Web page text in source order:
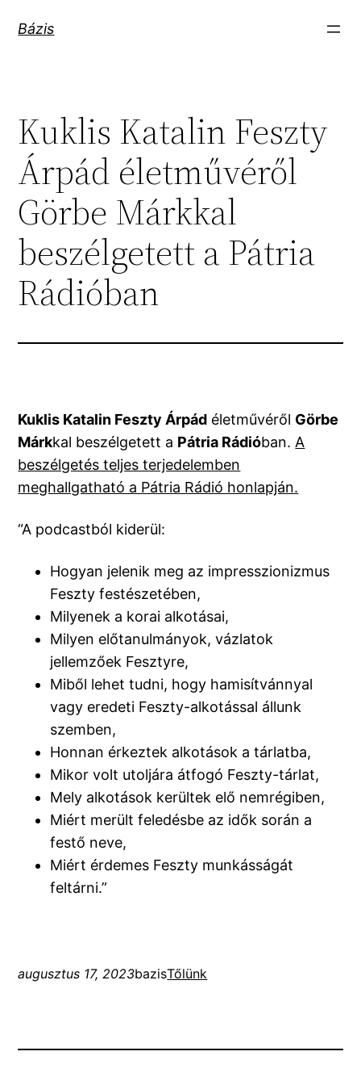
Bázis
Kuklis Katalin Feszty
Árpád életművéről
Görbe Márkkal
beszélgetett a Pátria
Rádióban
Kuklis Katalin Feszty Árpád életművéről Görbe
Márkkal beszélgetett a Pátria Rádióban.A
beszélgetés teljes terjedelemben
meghallgatható a Pátria Rádió honlapján.
“A podcastból kiderül:
Hogyan jelenik meg az impresszionizmus
Feszty festészetében,
Milyenek a korai alkotásai,
Milyen előtanulmányok, vázlatok
jellemzőek Fesztyre,
Miből lehet tudni, hogy hamisítvánnyal
vagy eredeti Feszty-alkotással állunk
szemben,
Honnan érkeztek alkotások a tárlatba,
Mikor volt utoljára átfogó Feszty-tárlat,
Mely alkotások kerültek elő nemrégiben,
Miért merült feledésbe az idők során a
festő neve,
Miért érdemes Feszty munkásságát
feltárni.”
augusztus 17, 2023bazisTőlünk